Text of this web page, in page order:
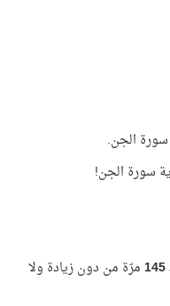
145مرّة من دون زيادة ولا